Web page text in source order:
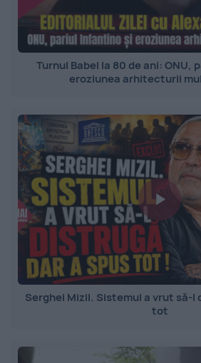
Turnul Babel la 80 de ani: ONU,
eroziunea arhitecturii
Serghei Mizil. Sistemul a vrut să-l
tot